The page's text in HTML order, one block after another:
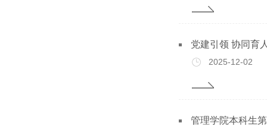
党建引领 协同育
2025-12-02
管理学院本科生